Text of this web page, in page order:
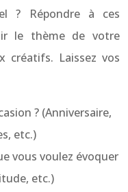
? Répondre à ces
le thème de votre
créatifs. Laissez vos
? (Anniversaire,
etc.)
vous voulez évoquer
etc.)